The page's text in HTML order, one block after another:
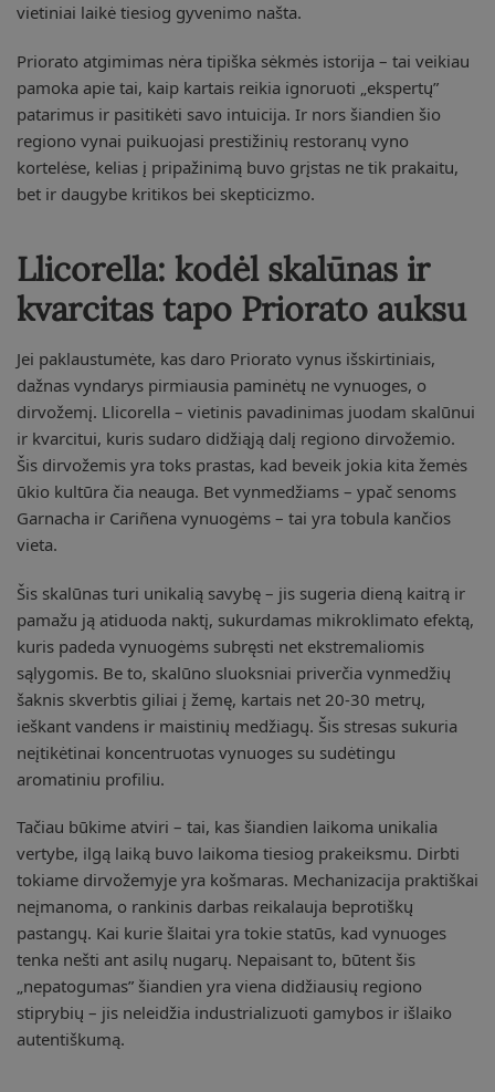
vietiniai laikė tiesiog gyvenimo našta.
Priorato atgimimas nėra tipiška sėkmės istorija – tai veikiau
pamoka apie tai, kaip kartais reikia ignoruoti „ekspertų”
patarimus ir pasitikėti savo intuicija. Ir nors šiandien šio
regiono vynai puikuojasi prestižinių restoranų vyno
kortelėse, kelias į pripažinimą buvo grįstas ne tik prakaitu,
bet ir daugybe kritikos bei skepticizmo.
Llicorella: kodėl skalūnas ir
kvarcitas tapo Priorato auksu
Jei paklaustumėte, kas daro Priorato vynus išskirtiniais,
dažnas vyndarys pirmiausia paminėtų ne vynuoges, o
dirvožemį. Llicorella – vietinis pavadinimas juodam skalūnui
ir kvarcitui, kuris sudaro didžiąją dalį regiono dirvožemio.
Šis dirvožemis yra toks prastas, kad beveik jokia kita žemės
ūkio kultūra čia neauga. Bet vynmedžiams – ypač senoms
Garnacha ir Cariñena vynuogėms – tai yra tobula kančios
vieta.
Šis skalūnas turi unikalią savybę – jis sugeria dieną kaitrą ir
pamažu ją atiduoda naktį, sukurdamas mikroklimato efektą,
kuris padeda vynuogėms subręsti net ekstremaliomis
sąlygomis. Be to, skalūno sluoksniai priverčia vynmedžių
šaknis skverbtis giliai į žemę, kartais net 20-30 metrų,
ieškant vandens ir maistinių medžiagų. Šis stresas sukuria
neįtikėtinai koncentruotas vynuoges su sudėtingu
aromatiniu profiliu.
Tačiau būkime atviri – tai, kas šiandien laikoma unikalia
vertybe, ilgą laiką buvo laikoma tiesiog prakeiksmu. Dirbti
tokiame dirvožemyje yra košmaras. Mechanizacija praktiškai
neįmanoma, o rankinis darbas reikalauja beprotiškų
pastangų. Kai kurie šlaitai yra tokie statūs, kad vynuoges
tenka nešti ant asilų nugarų. Nepaisant to, būtent šis
„nepatogumas” šiandien yra viena didžiausių regiono
stiprybių – jis neleidžia industrializuoti gamybos ir išlaiko
autentiškumą.